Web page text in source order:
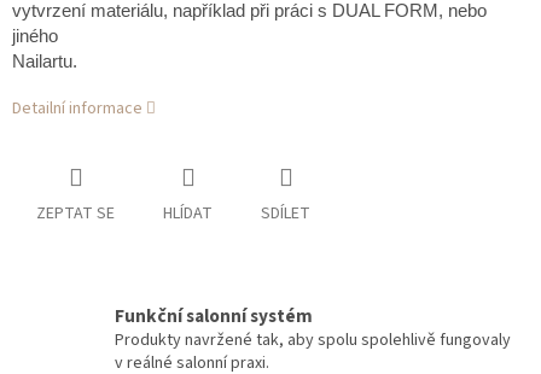
vytvrzení materiálu, například při práci s DUAL FORM, nebo
jiného
Nailartu.
Detailní informace
ZEPTAT SE HLÍDAT SDÍLET
Funkční salonní systém
Produkty navržené tak, aby spolu spolehlivě fungovaly
v reálné salonní praxi.